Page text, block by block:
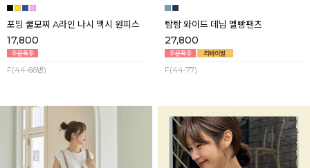
포밍 쿨모찌 A라인 나시 맥시 원피스
17,800
F(44-66반)
탐탐 와이드 데님 멜빵팬츠
27,800
F(44-77)